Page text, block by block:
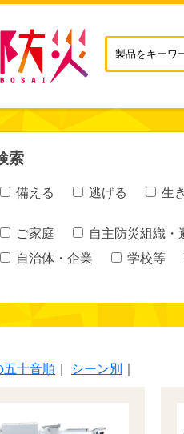
索
備える 逃げる 生
ご家庭 自主防災組織・
自治体・企業
学校等
五十音順 シーン別